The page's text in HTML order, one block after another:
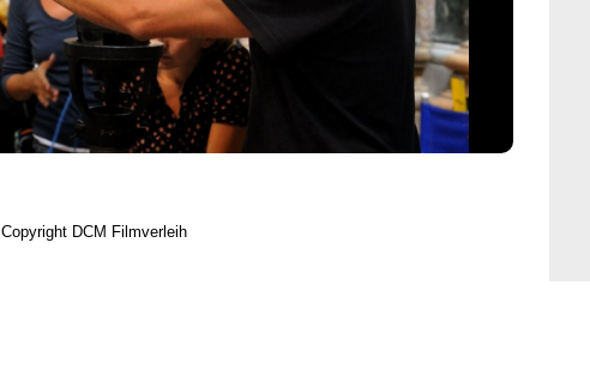
Copyright DCM Filmverleih